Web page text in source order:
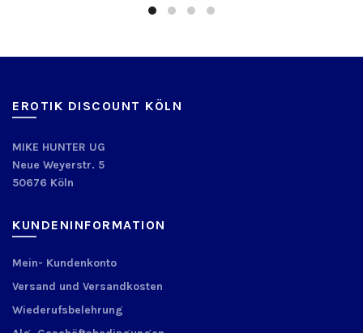
EROTIK DISCOUNT KÖLN
MIKE HUNTER UG
Neue Weyerstr. 5
50676 Köln
KUNDENINFORMATION
Mein- Kundenkonto
Versand und Versandkosten
Wiederufsbelehrung